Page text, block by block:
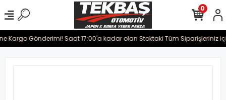
Kargo Gönderimi! Saat 17:00'a kadar olan Stoktaki Tüm Siparişleriniz
0